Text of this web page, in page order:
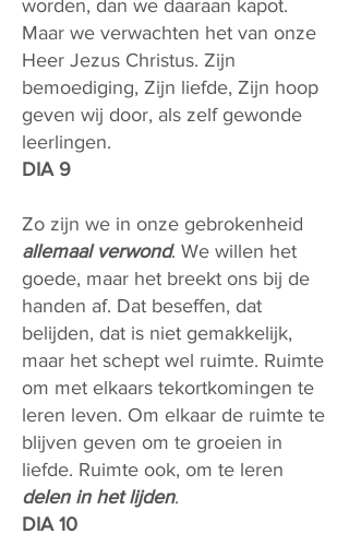
worden, dan we daaraan kapot.
Maar we verwachten het van onze
Heer Jezus Christus. Zijn
bemoediging, Zijn liefde, Zijn hoop
geven wij door, als zelf gewonde
leerlingen.
DIA 9
Zo zijn we in onze gebrokenheid
allemaal verwond. We willen het
goede, maar het breekt ons bij de
handen af. Dat beseffen, dat
belijden, dat is niet gemakkelijk,
maar het schept wel ruimte. Ruimte
om met elkaars tekortkomingen te
leren leven. Om elkaar de ruimte te
blijven geven om te groeien in
liefde. Ruimte ook, om te leren
delen in het lijden.
DIA 10